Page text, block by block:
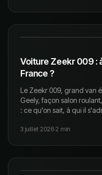
Voiture Zeekr 009 :
France ?
Le Zeekr 009, grand van
Geely, façon salon
: ce qu'on sait, à qui il
3 juillet 2026·2 min